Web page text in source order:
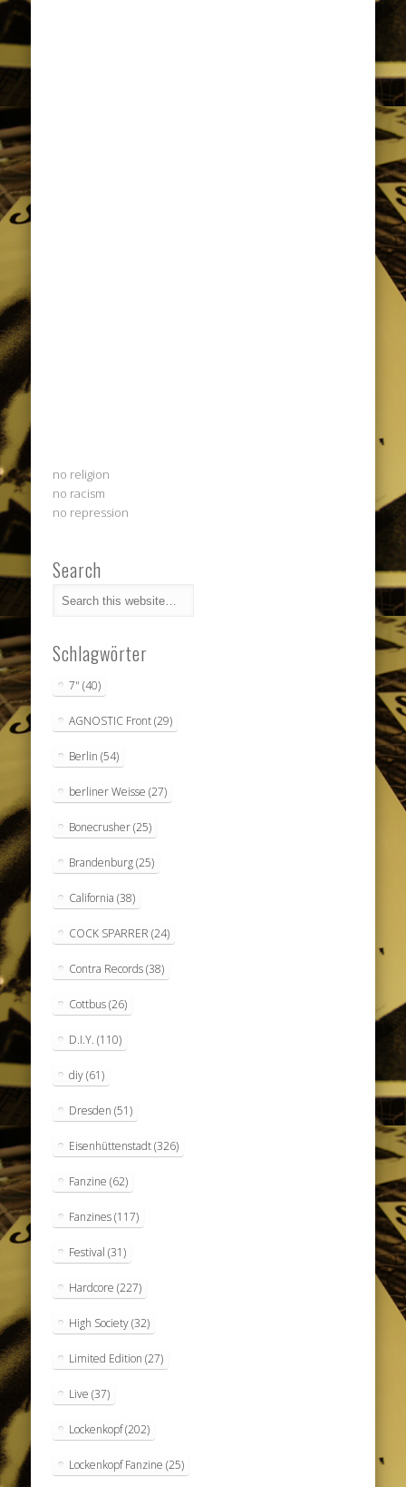
no religion
no racism
no repression
Search
Schlagwörter
7" (40)
AGNOSTIC Front(29)
Berlin (54)
berliner Weisse (27)
Bonecrusher(25)
Brandenburg(25)
California (38)
COCK SPARRER (24)
Contra Records(38)
Cottbus(26)
D.I.Y. (110)
diy(61)
Dresden (51)
Eisenhüttenstadt(326)
Fanzine (62)
Fanzines(117)
Festival (31)
Hardcore (227)
High Society(32)
Limited Edition (27)
Live (37)
Lockenkopf(202)
Lockenkopf Fanzine (25)